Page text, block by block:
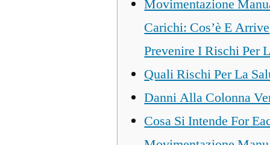
Movimentazione
Carichi: Cos’è E Arrive
Prevenire I Rischi Per
Quali Rischi Per La
Danni Alla Colonna
Cosa Si Intende For